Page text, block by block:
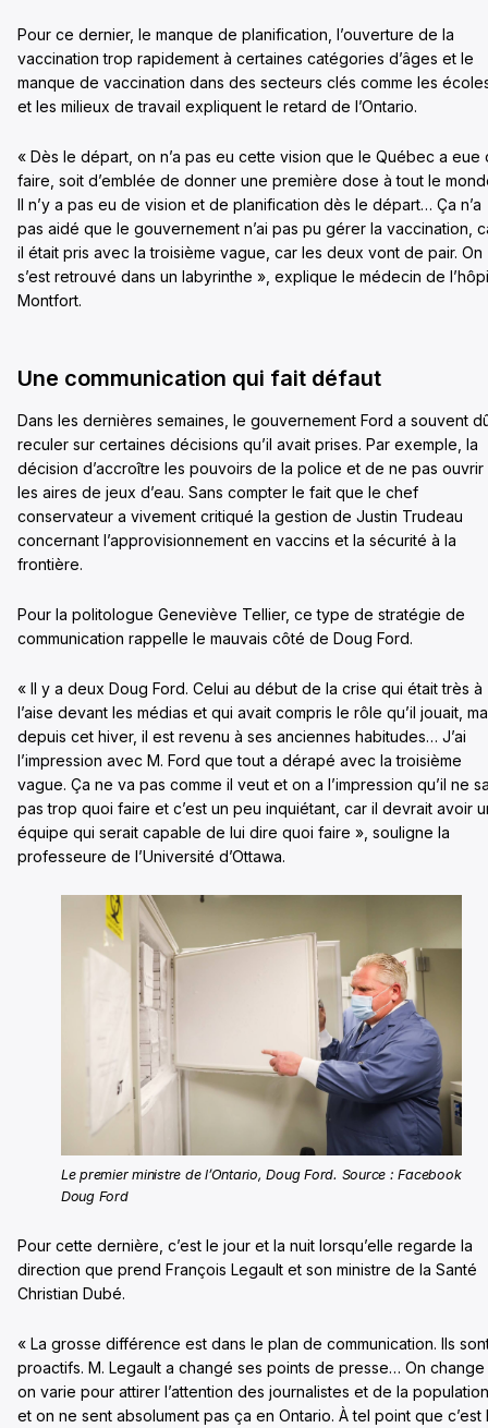
Pour ce dernier, le manque de planification, l’ouverture de la
vaccination trop rapidement à certaines catégories d’âges et le
manque de vaccination dans des secteurs clés comme les
et les milieux de travail expliquent le retard de l’Ontario.
« Dès le départ, on n’a pas eu cette vision que le Québec a eue
faire, soit d’emblée de donner une première dose à tout le
Il n’y a pas eu de vision et de planification dès le départ… Ça n’a
pas aidé que le gouvernement n’ai pas pu gérer la vaccination,
il était pris avec la troisième vague, car les deux vont de pair. On
s’est retrouvé dans un labyrinthe », explique le médecin de
Montfort.
Une communication qui fait défaut
Dans les dernières semaines, le gouvernement Ford a souvent
reculer sur certaines décisions qu’il avait prises. Par exemple, la
décision d’accroître les pouvoirs de la police et de ne pas ouvrir
les aires de jeux d’eau. Sans compter le fait que le chef
conservateur a vivement critiqué la gestion de Justin Trudeau
concernant l’approvisionnement en vaccins et la sécurité à la
frontière.
Pour la politologue Geneviève Tellier, ce type de stratégie de
communication rappelle le mauvais côté de Doug Ford.
« Il y a deux Doug Ford. Celui au début de la crise qui était très à
l’aise devant les médias et qui avait compris le rôle qu’il jouait,
depuis cet hiver, il est revenu à ses anciennes habitudes… J’ai
l’impression avec M. Ford que tout a dérapé avec la troisième
vague. Ça ne va pas comme il veut et on a l’impression qu’il ne
pas trop quoi faire et c’est un peu inquiétant, car il devrait avoir
équipe qui serait capable de lui dire quoi faire », souligne la
professeure de l’Université d’Ottawa.
Le premier ministre de l’Ontario, Doug Ford. Source : Facebook
Doug Ford
Pour cette dernière, c’est le jour et la nuit lorsqu’elle regarde la
direction que prend François Legault et son ministre de la Santé
Christian Dubé.
« La grosse différence est dans le plan de communication. Ils
proactifs. M. Legault a changé ses points de presse… On
on varie pour attirer l’attention des journalistes et de la population
et on ne sent absolument pas ça en Ontario. À tel point que c’est